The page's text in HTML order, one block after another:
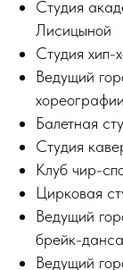
Студия
Лисицыной
Студия хип-
Ведущий
Балетная
Студия
Клуб чир-
Цирковая
Ведущий
брейк-
Ведущий